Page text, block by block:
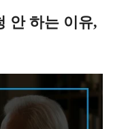
안 하는 이유,